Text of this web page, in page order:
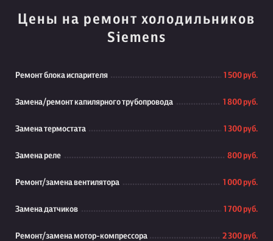
Цены на ремонт холодильников
Siemens
Ремонт блока испарителя 1 500 руб.
Замена/ремонт капилярного трубопровода 1 800 руб.
Замена термостата 1 300 руб.
Замена реле 800 руб.
Ремонт/замена вентилятора 1 000 руб.
Замена датчиков 1 700 руб.
Ремонт/замена мотор-компрессора 2 300 руб.